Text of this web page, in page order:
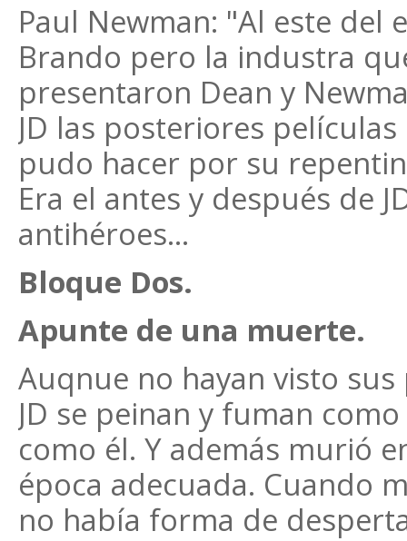
Paul Newman: "Al este del
Brando pero la industra
presentaron Dean y
JD las posteriores
pudo hacer por su
Era el antes y después de
antihéroes...
Bloque Dos.
Apunte de una muerte.
Auqnue no hayan visto
JD se peinan y fuman
como él. Y además murió
época adecuada. Cuando
no había forma de